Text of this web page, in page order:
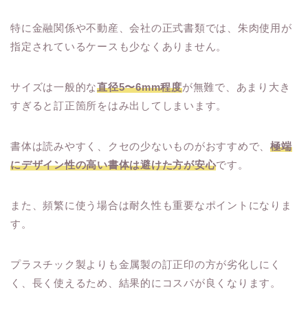
特に金融関係や不動産、会社の正式書類では、朱肉使用が
指定されているケースも少なくありません。
サイズは一般的な直径5〜6mm程度が無難で、あまり大き
すぎると訂正箇所をはみ出してしまいます。
書体は読みやすく、クセの少ないものがおすすめで、極端
にデザイン性の高い書体は避けた方が安心です。
また、頻繁に使う場合は耐久性も重要なポイントになりま
す。
プラスチック製よりも金属製の訂正印の方が劣化しにく
く、長く使えるため、結果的にコスパが良くなります。